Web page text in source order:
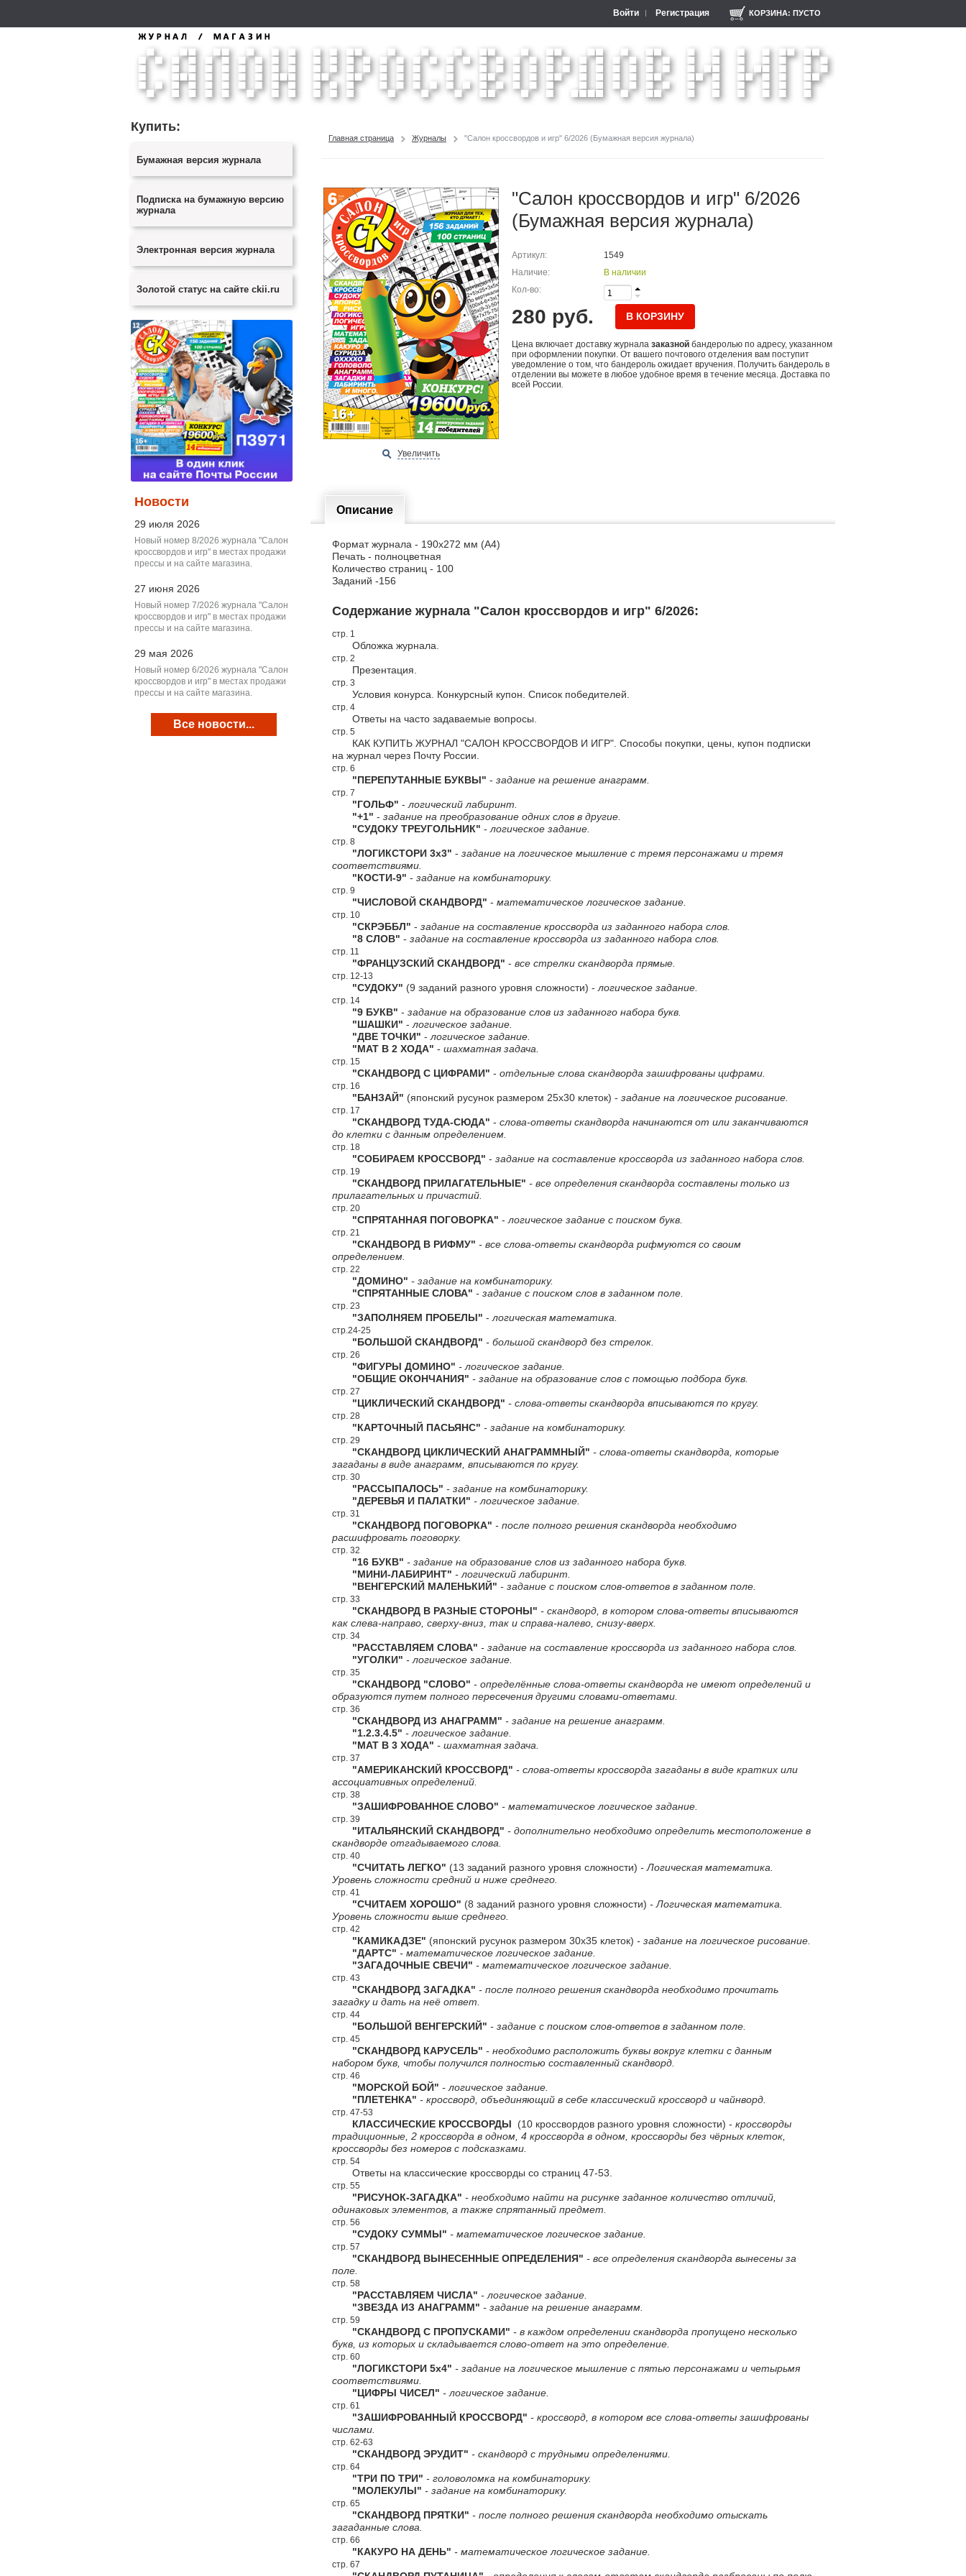
КОРЗИНА: ПУСТО
Войти Регистрация
Купить:
Бумажная версия журнала
Подписка на бумажную версию
журнала
Электронная версия журнала
Золотой статус на сайте ckii.ru
Новости
29 июля 2026
Новый номер 8/2026 журнала "Салон
кроссвордов и игр" в местах продажи
прессы и на сайте магазина.
27 июня 2026
Новый номер 7/2026 журнала "Салон
кроссвордов и игр" в местах продажи
прессы и на сайте магазина.
29 мая 2026
Новый номер 6/2026 журнала "Салон
кроссвордов и игр" в местах продажи
прессы и на сайте магазина.
Все новости...
Главная страница Журналы "Салон кроссвордов и игр" 6/2026 (Бумажная версия журнала)
Увеличить
"Салон кроссвордов и игр" 6/2026
(Бумажная версия журнала)
Артикул:
1549
Наличие:
В наличии
Кол-во:
280 руб. В КОРЗИНУ
Цена включает доставку журнала заказной бандеролью по адресу, указанном
при оформлении покупки. От вашего почтового отделения вам поступит
уведомление о том, что бандероль ожидает вручения. Получить бандероль в
отделении вы можете в любое удобное время в течение месяца. Доставка по
всей России.
Описание
Формат журнала - 190х272 мм (А4)
Печать - полноцветная
Количество страниц - 100
Заданий -156
Содержание журнала "Салон кроссвордов и игр" 6/2026:
стр. 1
Обложка журнала.
стр. 2
Презентация.
стр. 3
Условия конурса. Конкурсный купон. Список победителей.
стр. 4
Ответы на часто задаваемые вопросы.
стр. 5
КАК КУПИТЬ ЖУРНАЛ "САЛОН КРОССВОРДОВ И ИГР". Способы покупки, цены, купон подписки
на журнал через Почту России.
стр. 6
"ПЕРЕПУТАННЫЕ БУКВЫ" - задание на решение анаграмм.
стр. 7
"ГОЛЬФ" - логический лабиринт.
"+1" - задание на преобразование одних слов в другие.
"СУДОКУ ТРЕУГОЛЬНИК" - логическое задание.
стр. 8
"ЛОГИКСТОРИ 3х3" - задание на логическое мышление с тремя персонажами и тремя
соответствиями.
"КОСТИ-9" - задание на комбинаторику.
стр. 9
"ЧИСЛОВОЙ СКАНДВОРД" - математическое логическое задание.
стр. 10
"СКРЭББЛ" - задание на составление кроссворда из заданного набора слов.
"8 СЛОВ" - задание на составление кроссворда из заданного набора слов.
стр. 11
"ФРАНЦУЗСКИЙ СКАНДВОРД" - все стрелки скандворда прямые.
стр. 12-13
"СУДОКУ" (9 заданий разного уровня сложности) - логическое задание.
стр. 14
"9 БУКВ" - задание на образование слов из заданного набора букв.
"ШАШКИ" - логическое задание.
"ДВЕ ТОЧКИ" - логическое задание.
"МАТ В 2 ХОДА" - шахматная задача.
стр. 15
"СКАНДВОРД С ЦИФРАМИ" - отдельные слова скандворда зашифрованы цифрами.
стр. 16
"БАНЗАЙ" (японский русунок размером 25х30 клеток) - задание на логическое рисование.
стр. 17
"СКАНДВОРД ТУДА-СЮДА" - слова-ответы скандворда начинаются от или заканчиваются
до клетки с данным определением.
стр. 18
"СОБИРАЕМ КРОССВОРД" - задание на составление кроссворда из заданного набора слов.
стр. 19
"СКАНДВОРД ПРИЛАГАТЕЛЬНЫЕ" - все определения скандворда составлены только из
прилагательных и причастий.
стр. 20
"СПРЯТАННАЯ ПОГОВОРКА" - логическое задание с поиском букв.
стр. 21
"СКАНДВОРД В РИФМУ" - все слова-ответы скандворда рифмуются со своим
определением.
стр. 22
"ДОМИНО" - задание на комбинаторику.
"СПРЯТАННЫЕ СЛОВА" - задание с поиском слов в заданном поле.
стр. 23
"ЗАПОЛНЯЕМ ПРОБЕЛЫ" - логическая математика.
стр.24-25
"БОЛЬШОЙ СКАНДВОРД" - большой скандворд без стрелок.
стр. 26
"ФИГУРЫ ДОМИНО" - логическое задание.
"ОБЩИЕ ОКОНЧАНИЯ" - задание на образование слов с помощью подбора букв.
стр. 27
"ЦИКЛИЧЕСКИЙ СКАНДВОРД" - слова-ответы скандворда вписываются по кругу.
стр. 28
"КАРТОЧНЫЙ ПАСЬЯНС" - задание на комбинаторику.
стр. 29
"СКАНДВОРД ЦИКЛИЧЕСКИЙ АНАГРАММНЫЙ" - слова-ответы скандворда, которые
загаданы в виде анаграмм, вписываются по кругу.
стр. 30
"РАССЫПАЛОСЬ" - задание на комбинаторику.
"ДЕРЕВЬЯ И ПАЛАТКИ" - логическое задание.
стр. 31
"СКАНДВОРД ПОГОВОРКА" - после полного решения скандворда необходимо
расшифровать поговорку.
стр. 32
"16 БУКВ" - задание на образование слов из заданного набора букв.
"МИНИ-ЛАБИРИНТ" - логический лабиринт.
"ВЕНГЕРСКИЙ МАЛЕНЬКИЙ" - задание с поиском слов-ответов в заданном поле.
стр. 33
"СКАНДВОРД В РАЗНЫЕ СТОРОНЫ" - скандворд, в котором слова-ответы вписываются
как слева-направо, сверху-вниз, так и справа-налево, снизу-вверх.
стр. 34
"РАССТАВЛЯЕМ СЛОВА" - задание на составление кроссворда из заданного набора слов.
"УГОЛКИ" - логическое задание.
стр. 35
"СКАНДВОРД "СЛОВО" - определённые слова-ответы скандворда не имеют определений и
образуются путем полного пересечения другими словами-ответами.
стр. 36
"СКАНДВОРД ИЗ АНАГРАММ" - задание на решение анаграмм.
"1.2.3.4.5" - логическое задание.
"МАТ В 3 ХОДА" - шахматная задача.
стр. 37
"АМЕРИКАНСКИЙ КРОССВОРД" - слова-ответы кроссворда загаданы в виде кратких или
ассоциативных определений.
стр. 38
"ЗАШИФРОВАННОЕ СЛОВО" - математическое логическое задание.
стр. 39
"ИТАЛЬЯНСКИЙ СКАНДВОРД" - дополнительно необходимо определить местоположение в
скандворде отгадываемого слова.
стр. 40
"СЧИТАТЬ ЛЕГКО" (13 заданий разного уровня сложности) - Логическая математика.
Уровень сложности средний и ниже среднего.
стр. 41
"СЧИТАЕМ ХОРОШО" (8 заданий разного уровня сложности) - Логическая математика.
Уровень сложности выше среднего.
стр. 42
"КАМИКАДЗЕ" (японский русунок размером 30х35 клеток) - задание на логическое рисование.
"ДАРТС" - математическое логическое задание.
"ЗАГАДОЧНЫЕ СВЕЧИ" - математическое логическое задание.
стр. 43
"СКАНДВОРД ЗАГАДКА" - после полного решения скандворда необходимо прочитать
загадку и дать на неё ответ.
стр. 44
"БОЛЬШОЙ ВЕНГЕРСКИЙ" - задание с поиском слов-ответов в заданном поле.
стр. 45
"СКАНДВОРД КАРУСЕЛЬ" - необходимо расположить буквы вокруг клетки с данным
набором букв, чтобы получился полностью составленный скандворд.
стр. 46
"МОРСКОЙ БОЙ" - логическое задание.
"ПЛЕТЕНКА" - кроссворд, объединяющий в себе классический кроссворд и чайнворд.
стр. 47-53
КЛАССИЧЕСКИЕ КРОССВОРДЫ (10 кроссвордов разного уровня сложности) - кроссворды
традиционные, 2 кроссворда в одном, 4 кроссворда в одном, кроссворды без чёрных клеток,
кроссворды без номеров с подсказками.
стр. 54
Ответы на классические кроссворды со страниц 47-53.
стр. 55
"РИСУНОК-ЗАГАДКА" - необходимо найти на рисунке заданное количество отличий,
одинаковых элементов, а также спрятанный предмет.
стр. 56
"СУДОКУ СУММЫ" - математическое логическое задание.
стр. 57
"СКАНДВОРД ВЫНЕСЕННЫЕ ОПРЕДЕЛЕНИЯ" - все определения скандворда вынесены за
поле.
стр. 58
"РАССТАВЛЯЕМ ЧИСЛА" - логическое задание.
"ЗВЕЗДА ИЗ АНАГРАММ" - задание на решение анаграмм.
стр. 59
"СКАНДВОРД С ПРОПУСКАМИ" - в каждом определении скандворда пропущено несколько
букв, из которых и складывается слово-ответ на это определение.
стр. 60
"ЛОГИКСТОРИ 5х4" - задание на логическое мышление с пятью персонажами и четырьмя
соответствиями.
"ЦИФРЫ ЧИСЕЛ" - логическое задание.
стр. 61
"ЗАШИФРОВАННЫЙ КРОССВОРД" - кроссворд, в котором все слова-ответы зашифрованы
числами.
стр. 62-63
"СКАНДВОРД ЭРУДИТ" - скандворд с трудными определениями.
стр. 64
"ТРИ ПО ТРИ" - головоломка на комбинаторику.
"МОЛЕКУЛЫ" - задание на комбинаторику.
стр. 65
"СКАНДВОРД ПРЯТКИ" - после полного решения скандворда необходимо отыскать
загаданные слова.
стр. 66
"КАКУРО НА ДЕНЬ" - математическое логическое задание.
стр. 67